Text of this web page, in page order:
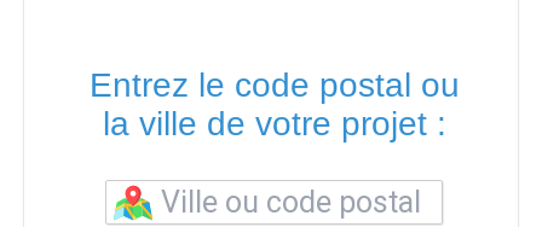
Entrez le code postal ou
la ville de votre projet :